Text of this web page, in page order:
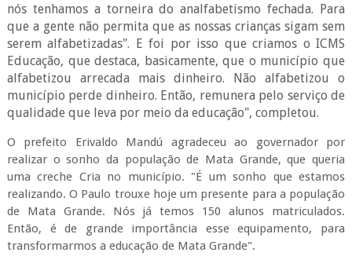
nós tenhamos a torneira do analfabetismo fechada. Para
que a gente não permita que as nossas crianças sigam sem
serem alfabetizadas". E foi por isso que criamos o ICMS
Educação, que destaca, basicamente, que o município que
alfabetizou arrecada mais dinheiro. Não alfabetizou o
município perde dinheiro. Então, remunera pelo serviço de
qualidade que leva por meio da educação", completou.
O prefeito Erivaldo Mandú agradeceu ao governador por
realizar o sonho da população de Mata Grande, que queria
uma creche Cria no município. "É um sonho que estamos
realizando. O Paulo trouxe hoje um presente para a população
de Mata Grande. Nós já temos 150 alunos matriculados.
Então, é de grande importância esse equipamento, para
transformarmos a educação de Mata Grande".